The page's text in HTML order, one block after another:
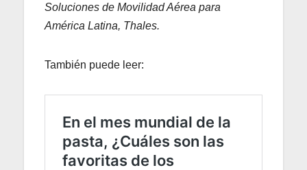
Soluciones de Movilidad Aérea para
América Latina, Thales.
También puede leer: